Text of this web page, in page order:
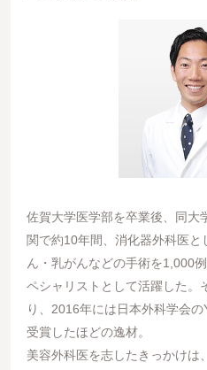
佐賀大学医学部を卒業後、同大
関で約10年間、消化器外科医
ん・乳がんなどの手術を1,000
ペシャリストとして活躍した。
り、2016年には日本外科学会
受賞したほどの逸材。
美容外科医を志したきっかけは